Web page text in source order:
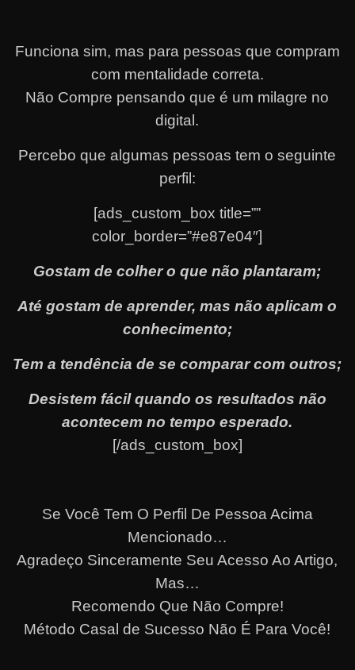
Funciona sim, mas para pessoas que compram
com mentalidade correta.
Não Compre pensando que é um milagre no
digital.
Percebo que algumas pessoas tem o seguinte
perfil:
[ads_custom_box title=””
color_border=”#e87e04″]
Gostam de colher o que não plantaram;
Até gostam de aprender, mas não aplicam o
conhecimento;
Tem a tendência de se comparar com outros;
Desistem fácil quando os resultados não
acontecem no tempo esperado.
[/ads_custom_box]
Se Você Tem O Perfil De Pessoa Acima
Mencionado…
Agradeço Sinceramente Seu Acesso Ao Artigo,
Mas…
Recomendo Que Não Compre!
Método Casal de Sucesso Não É Para Você!